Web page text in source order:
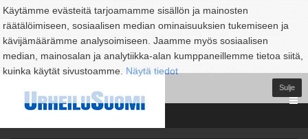
Käytämme evästeitä tarjoamamme sisällön ja mainosten
räätälöimiseen, sosiaalisen median ominaisuuksien tukemiseen ja
kävijämäärämme analysoimiseen. Jaamme myös sosiaalisen
median, mainosalan ja analytiikka-alan kumppaneillemme tietoa siitä,
kuinka käytät sivustoamme. Näytä tiedot
Sulje